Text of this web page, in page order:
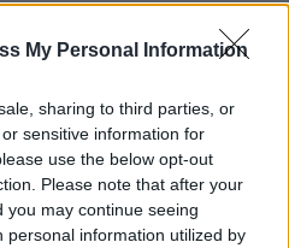
My Personal Information
sharing to third parties, or
sensitive information for
use the below opt-out
Please note that after your
may continue seeing
personal information utilized by
Δευτέρα 11 Δεκεμβρίου
βρίσκεται στην 2η θέση
παλεύει για την